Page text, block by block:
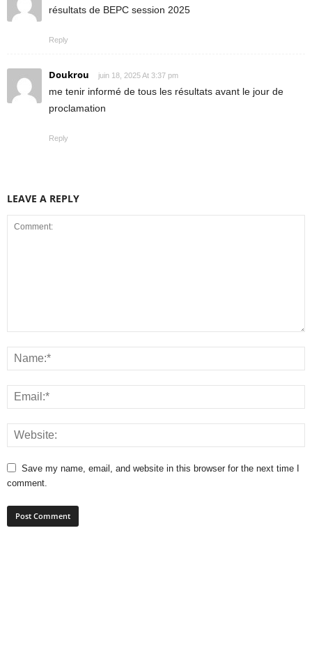
résultats de BEPC session 2025
Reply
Doukrou juin 18, 2025 At 3:37 pm
me tenir informé de tous les résultats avant le jour de
proclamation
Reply
LEAVE A REPLY
Save my name, email, and website in this browser for the next time I
comment.